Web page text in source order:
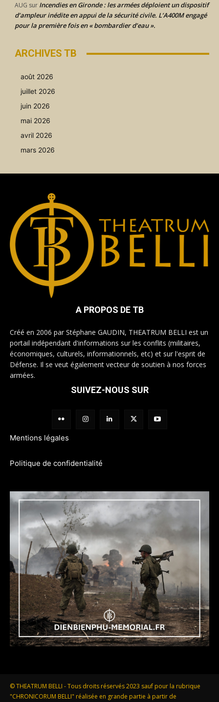
AUG sur Incendies en Gironde : les armées déploient un dispositif
d’ampleur inédite en appui de la sécurité civile. L’A400M engagé
pour la première fois en « bombardier d’eau ».
ARCHIVES TB
août 2026
juillet 2026
juin 2026
mai 2026
avril 2026
mars 2026
A PROPOS DE TB
Créé en 2006 par Stéphane GAUDIN, THEATRUM BELLI est un
portail indépendant d'informations sur les conflits (militaires,
économiques, culturels, informationnels, etc) et sur l'esprit de
Défense. Il se veut également vecteur de soutien à nos forces
armées.
SUIVEZ-NOUS SUR
Mentions légales
Politique de confidentialité
© THEATRUM BELLI - Tous droits réservés 2023 sauf pour la rubrique
"CHRONICORUM BELLI" réalisée en grande partie à partir de